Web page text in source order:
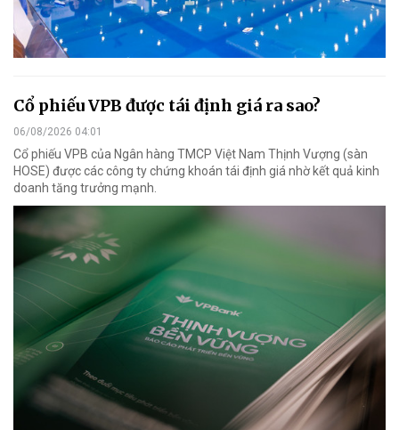
Cổ phiếu VPB được tái định giá ra sao?
06/08/2026 04:01
Cổ phiếu VPB của Ngân hàng TMCP Việt Nam Thịnh Vượng (sàn
HOSE) được các công ty chứng khoán tái định giá nhờ kết quả kinh
doanh tăng trưởng mạnh.